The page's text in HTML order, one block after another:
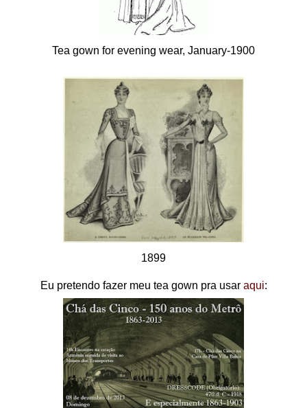
Tea gown for evening wear, January-1900
1899
Eu pretendo fazer meu tea gown pra usar aqui: